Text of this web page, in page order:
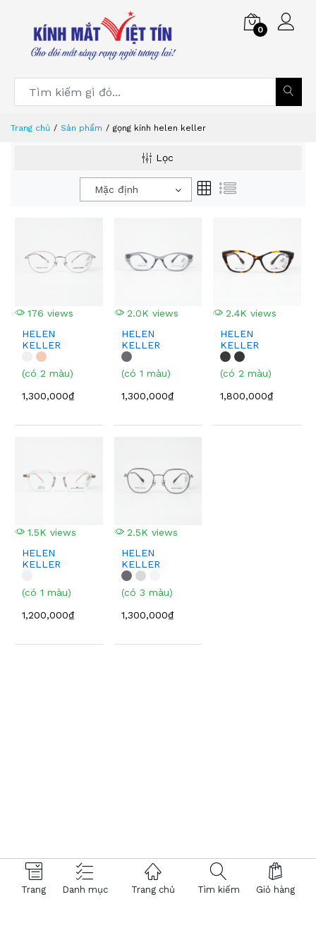
0
Trang Danh mục Trang chủ Tìm kiếm Giỏ hàng
Trang chủ Sản phẩm gọng kính helen keller
Lọc
Mặc định
176 views
HELEN
KELLER
H82102
(có 2 màu)
1,300,000₫
2.0K views
HELEN
KELLER
H87030
(có 1 màu)
1,300,000₫
2.4K views
HELEN
KELLER
H9059
(có 2 màu)
1,800,000₫
1.5K views
HELEN
KELLER
(có 1 màu)
1,200,000₫
2.5K views
HELEN
KELLER
H82610
(có 3 màu)
1,300,000₫